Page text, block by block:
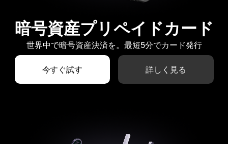
暗号資産プリペイドカード
世界中で暗号資産決済を。最短5分でカード発行
今すぐ試す 詳しく見る